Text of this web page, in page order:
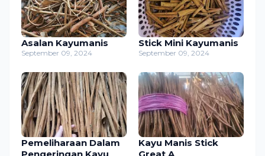
Asalan Kayumanis
September 09, 2024
Stick Mini Kayumanis
September 09, 2024
Pemeliharaan Dalam
Kayu Manis Stick